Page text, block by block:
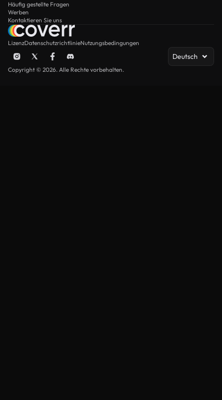
Häufig gestellte Fragen
Werben
Kontaktieren Sie uns
LizenzDatenschutzrichtlinieNutzungsbedingungen
Deutsch
Copyright © 2026. Alle Rechte vorbehalten.